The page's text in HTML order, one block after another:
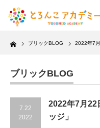
Home ブリックBLOG 2022年7
ブリックBLOG
7.22
2022
2022年7月
ッジ」